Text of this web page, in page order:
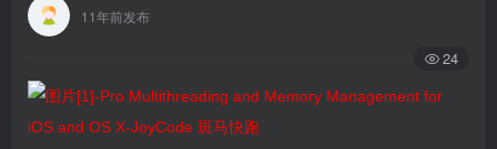
11年前发布
24